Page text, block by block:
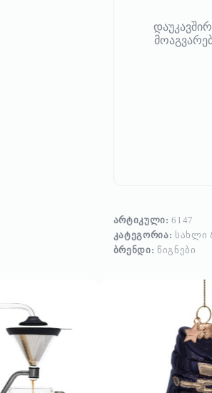
ᲐᲠᲢᲘᲙᲣᲚᲘ:6147
ᲙᲐᲢᲔᲒᲝᲠᲘᲐ: ᲡᲐᲮᲚᲘ
ᲑᲠᲔᲜᲓᲘ: ᲬᲘᲒᲜᲔᲑᲘ